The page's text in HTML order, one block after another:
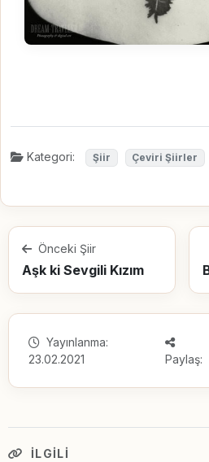
Kategori: Şiir Çeviri Şiirler
Önceki Şiir
Aşk ki Sevgili Kızım
Yayınlanma:
23.02.2021
Paylaş:
İLGILI